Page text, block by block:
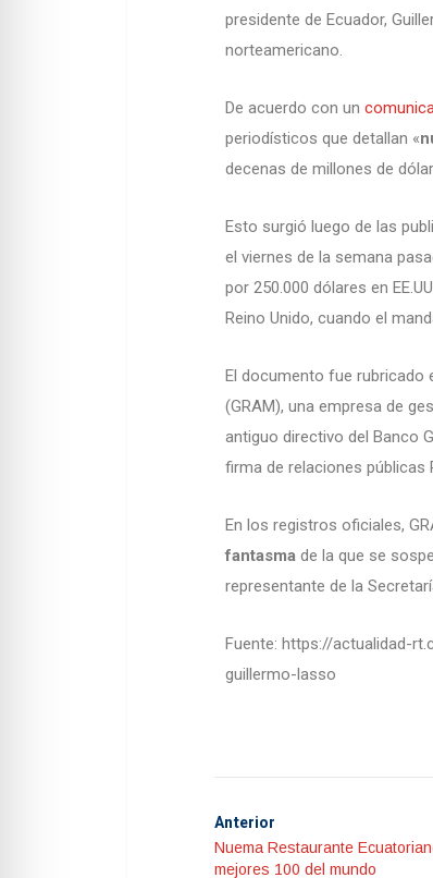
presidente de Ecuador,
norteamericano.
De acuerdo con un
periodísticos que detallan «
decenas de millones de
Esto surgió luego de las
el viernes de la semana
por 250.000 dólares en
Reino Unido, cuando el
El documento fue rubricado
(GRAM), una empresa de
antiguo directivo del Banco
firma de relaciones públicas
En los registros oficiales,
fantasma de la que se
representante de la
Fuente: https://actualidad-
guillermo-lasso
Anterior
Nuema Restaurante
mejores 100 del mundo